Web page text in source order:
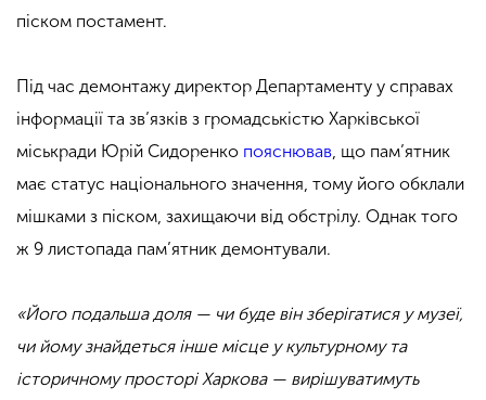
піском постамент.
Під час демонтажу директор Департаменту у справах
інформації та зв’язків з громадськістю Харківської
міськради Юрій Сидоренко пояснював, що пам’ятник
має статус національного значення, тому його обклали
мішками з піском, захищаючи від обстрілу. Однак того
ж 9 листопада пам’ятник демонтували.
«Його подальша доля — чи буде він зберігатися у музеї,
чи йому знайдеться інше місце у культурному та
історичному просторі Харкова — вирішуватимуть